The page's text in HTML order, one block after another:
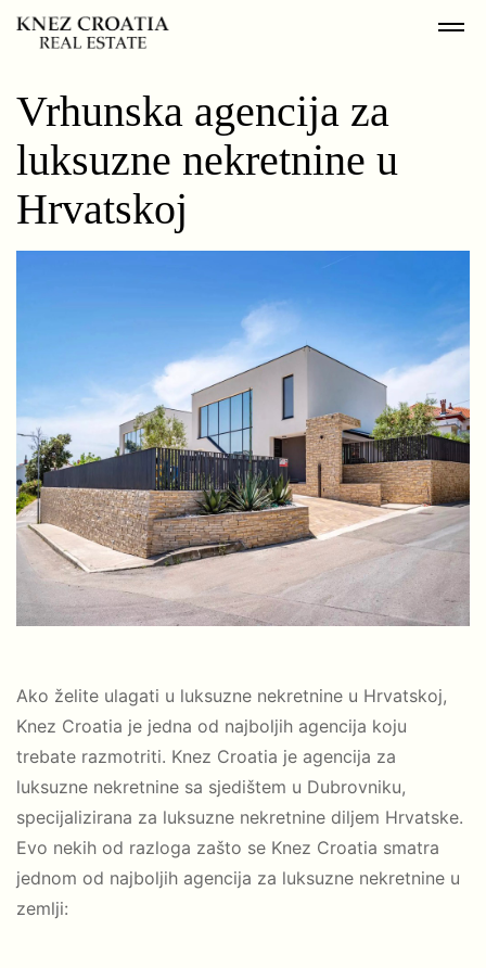
Vrhunska agencija za
luksuzne nekretnine u
Hrvatskoj
Ako želite ulagati u luksuzne nekretnine u Hrvatskoj,
Knez Croatia je jedna od najboljih agencija koju
trebate razmotriti. Knez Croatia je agencija za
luksuzne nekretnine sa sjedištem u Dubrovniku,
specijalizirana za luksuzne nekretnine diljem Hrvatske.
Evo nekih od razloga zašto se Knez Croatia smatra
jednom od najboljih agencija za luksuzne nekretnine u
zemlji: